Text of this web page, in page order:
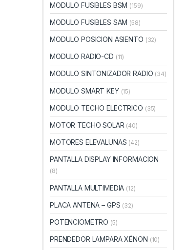
MODULO FUSIBLES BSM (159)
MODULO FUSIBLES SAM (58)
MODULO POSICION ASIENTO (32)
MODULO RADIO-CD (11)
MODULO SINTONIZADOR RADIO (34)
MODULO SMART KEY (15)
MODULO TECHO ELECTRICO (35)
MOTOR TECHO SOLAR (40)
MOTORES ELEVALUNAS (42)
PANTALLA DISPLAY INFORMACION
(8)
PANTALLA MULTIMEDIA (12)
PLACA ANTENA – GPS (32)
POTENCIOMETRO (5)
PRENDEDOR LAMPARA XÉNON (10)